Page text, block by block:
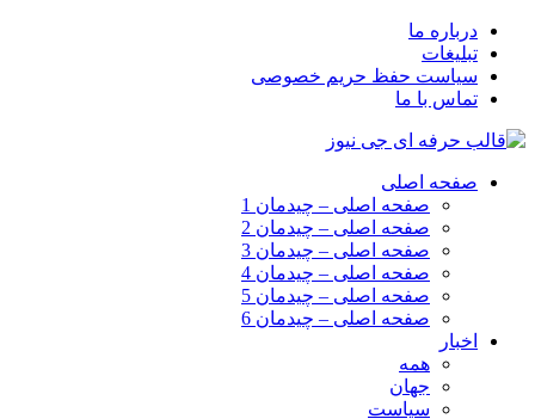
درباره ما
تبلیغات
سیاست حفظ حریم خصوصی
تماس با ما
صفحه اصلی
صفحه اصلی – چیدمان 1
صفحه اصلی – چیدمان 2
صفحه اصلی – چیدمان 3
صفحه اصلی – چیدمان 4
صفحه اصلی – چیدمان 5
صفحه اصلی – چیدمان 6
اخبار
همه
جهان
سیاست